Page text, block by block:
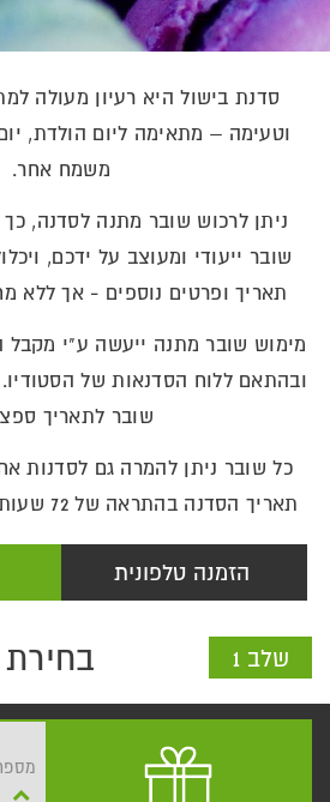
סדנת בישול היא רעיון מעולה
וטעימה – מתאימה ליום הולדת,
משמח אחר.
ניתן לרכוש שובר מתנה לסדנה,
שובר ייעודי ומעוצב על ידכם,
תאריך ופרטים נוספים - אך ללא
מימוש שובר מתנה ייעשה ע"י מקבל
ובהתאם ללוח הסדנאות של הסטודיו.
שובר לתאריך
כל שובר ניתן להמרה גם לסדנות
תאריך הסדנה בהתראה של 72 שעות לפני המועד שנקבע.
הזמנה טלפונית
שלב 1